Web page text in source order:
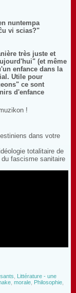
nuntempa
vi scias?"
très juste et
(et même
enfance dans la
Utile pour
ce sont
d'enfance
!
dans votre
totalitaire de
fascisme sanitaire
Littérature - une
morale Philosophie